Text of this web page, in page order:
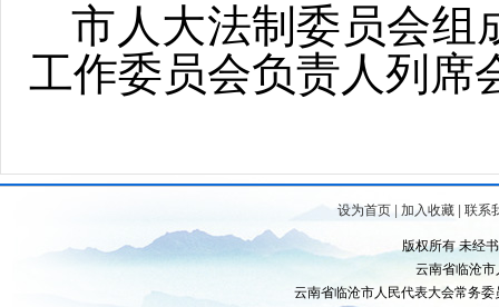
市人大法制委员会组
工作委员会负责人列席
设为首页 加入收藏 联系
版权所有 未经
云南省临沧
云南省临沧市人民代表大会常务